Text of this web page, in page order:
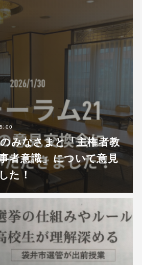
みなさまと「主権者教
者意識」について意見
た！